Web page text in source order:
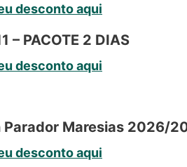
desconto aqui
– PACOTE 2 DIAS
desconto aqui
Parador Maresias 2026/
desconto aqui